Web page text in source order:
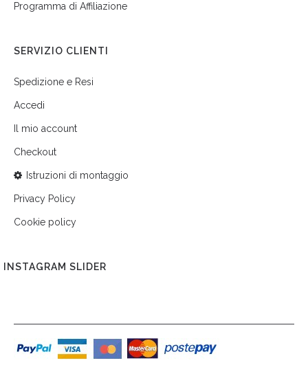
Programma di Affiliazione
SERVIZIO CLIENTI
Spedizione e Resi
Accedi
Il mio account
Checkout
Istruzioni di montaggio
Privacy Policy
Cookie policy
INSTAGRAM SLIDER